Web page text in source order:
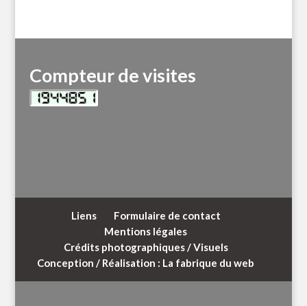
Compteur de visites
Liens
Formulaire de contact
Mentions légales
Crédits photographiques / Visuels
Conception / Réalisation : La fabrique du web